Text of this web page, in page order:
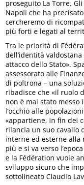
proseguito La Torre.
Napoli che ha
cercheremo di
più forti e legati al
Tra le priorità di
dell’identità
attacco dello Stato».
assessorato alle
di poltrona – una
ribadisce che «il ruolo
non è mai stato messo
l’occhio alle
«appartiene, in fin dei
rilancia un suo cavallo
interne ed esterne alla
più e si va verso
e la Fédération vuole
sviluppo sicuro che
sottolineato Claudio